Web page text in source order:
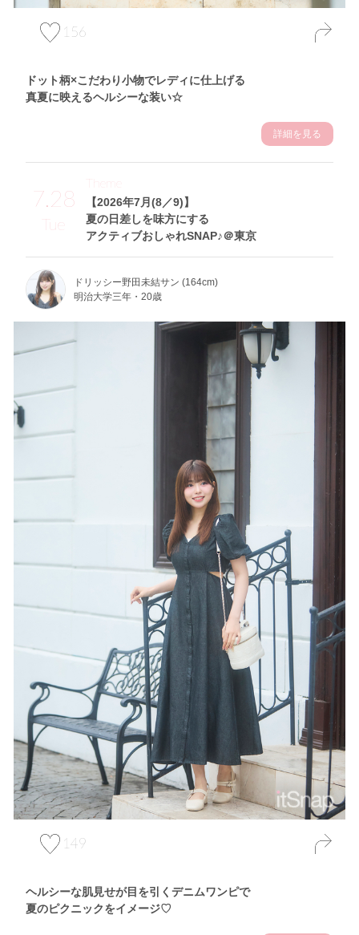
156
ドット柄×こだわり小物でレディに仕上げる
真夏に映えるヘルシーな装い☆
詳細を見る
7.28
Tue
【2026年7月(8／9)】
夏の日差しを味方にする
アクティブおしゃれSNAP♪＠東京
Theme
ドリッシー野田未結サン (164cm)
明治大学三年・20歳
149
ヘルシーな肌見せが目を引くデニムワンピで
夏のピクニックをイメージ♡